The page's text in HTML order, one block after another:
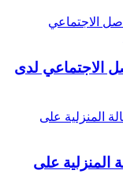
الاجتماعي لدى
المنزلية على